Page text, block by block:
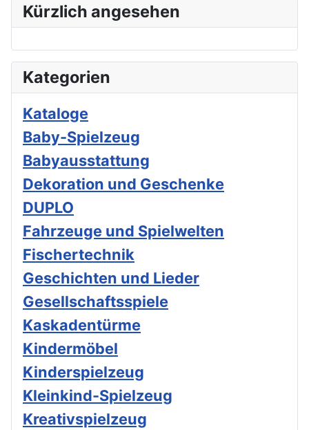
Kürzlich angesehen
Kategorien
Kataloge
Baby-Spielzeug
Babyausstattung
Dekoration und Geschenke
DUPLO
Fahrzeuge und Spielwelten
Fischertechnik
Geschichten und Lieder
Gesellschaftsspiele
Kaskadentürme
Kindermöbel
Kinderspielzeug
Kleinkind-Spielzeug
Kreativspielzeug